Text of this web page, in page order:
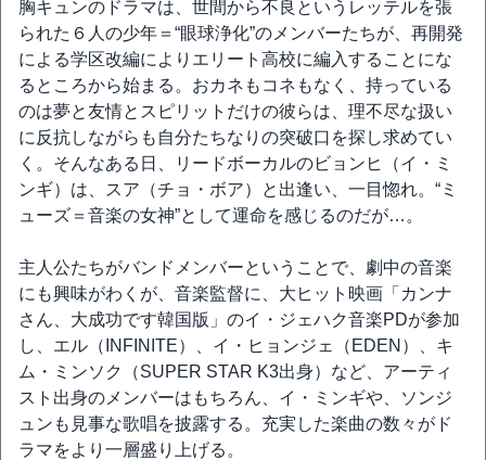
胸キュンのドラマは、世間から不良というレッテルを張
られた６人の少年＝“眼球浄化”のメンバーたちが、再開発
による学区改編によりエリート高校に編入することにな
るところから始まる。おカネもコネもなく、持っている
のは夢と友情とスピリットだけの彼らは、理不尽な扱い
に反抗しながらも自分たちなりの突破口を探し求めてい
く。そんなある日、リードボーカルのビョンヒ（イ・ミ
ンギ）は、スア（チョ・ボア）と出逢い、一目惚れ。“ミ
ューズ＝音楽の女神”として運命を感じるのだが…。
主人公たちがバンドメンバーということで、劇中の音楽
にも興味がわくが、音楽監督に、大ヒット映画「カンナ
さん、大成功です韓国版」のイ・ジェハク音楽PDが参加
し、エル（INFINITE）、イ・ヒョンジェ（EDEN）、キ
ム・ミンソク（SUPER STAR K3出身）など、アーティ
スト出身のメンバーはもちろん、イ・ミンギや、ソンジ
ュンも見事な歌唱を披露する。充実した楽曲の数々がド
ラマをより一層盛り上げる。